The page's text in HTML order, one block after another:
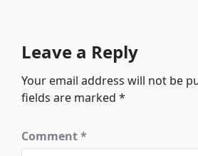
Leave a Reply
Your email address will not be
fields are marked*
Comment*